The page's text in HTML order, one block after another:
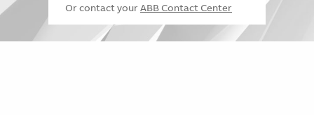
Or contact your ABB Contact Center